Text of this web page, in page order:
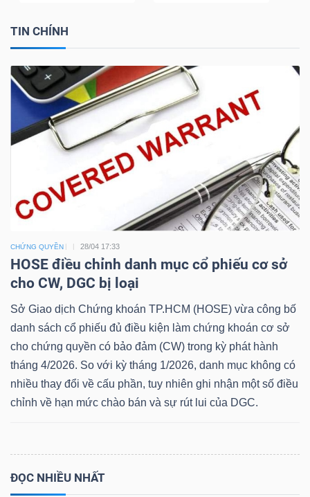
TIN CHÍNH
CHỨNG QUYỀN 28/04 17:33
HOSE điều chỉnh danh mục cổ phiếu cơ sở
cho CW, DGC bị loại
Sở Giao dịch Chứng khoán TP.HCM (HOSE) vừa công bố
danh sách cổ phiếu đủ điều kiện làm chứng khoán cơ sở
cho chứng quyền có bảo đảm (CW) trong kỳ phát hành
tháng 4/2026. So với kỳ tháng 1/2026, danh mục không có
nhiều thay đổi về cấu phần, tuy nhiên ghi nhận một số điều
chỉnh về hạn mức chào bán và sự rút lui của DGC.
ĐỌC NHIỀU NHẤT